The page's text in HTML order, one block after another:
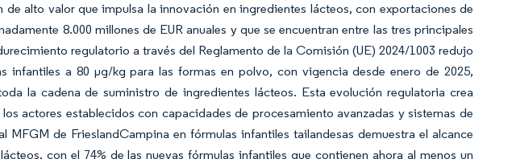
de alto valor que impulsa la innovación en ingredientes lácteos, con exportaciones de
8.000 millones de EUR anuales y que se encuentran entre las tres principales
regulatorio a través del Reglamento de la Comisión (UE) 2024/1003 redujo
infantiles a 80 µg/kg para las formas en polvo, con vigencia desde enero de 2025,
la cadena de suministro de ingredientes lácteos. Esta evolución regulatoria crea
actores establecidos con capacidades de procesamiento avanzadas y sistemas de
de FrieslandCampina en fórmulas infantiles tailandesas demuestra el alcance
con el 74% de las nuevas fórmulas infantiles que contienen ahora al menos un